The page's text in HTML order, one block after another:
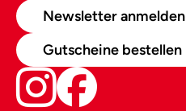
Newsletter anmelden
Gutscheine bestellen